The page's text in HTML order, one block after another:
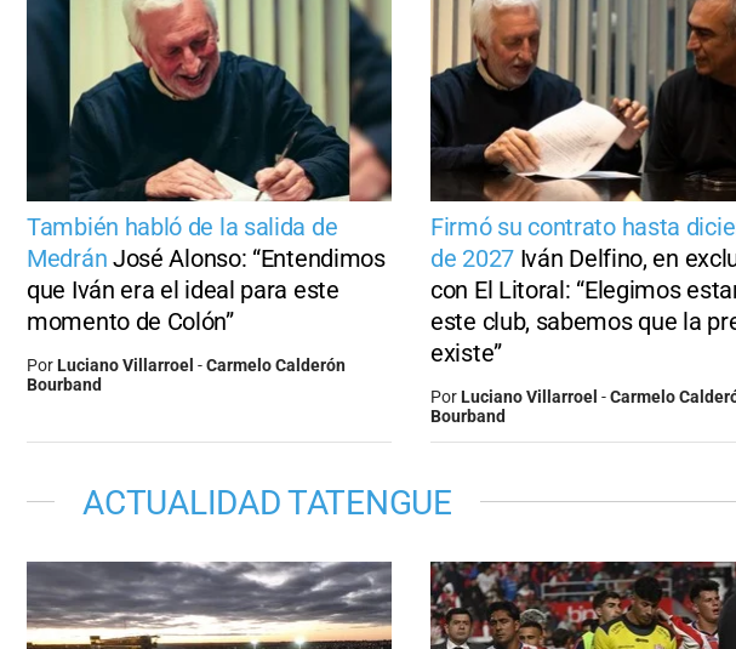
También habló de la salida de
Medrán José Alonso: “Entendimos
que Iván era el ideal para este
momento de Colón”
PorLuciano Villarroel -Carmelo Calderón
Bourband
Firmó su contrato hasta
de 2027 Iván Delfino, en
con El Litoral: “Elegimos
este club, sabemos que la
existe”
PorLuciano Villarroel -Carmelo
Bourband
ACTUALIDAD TATENGUE